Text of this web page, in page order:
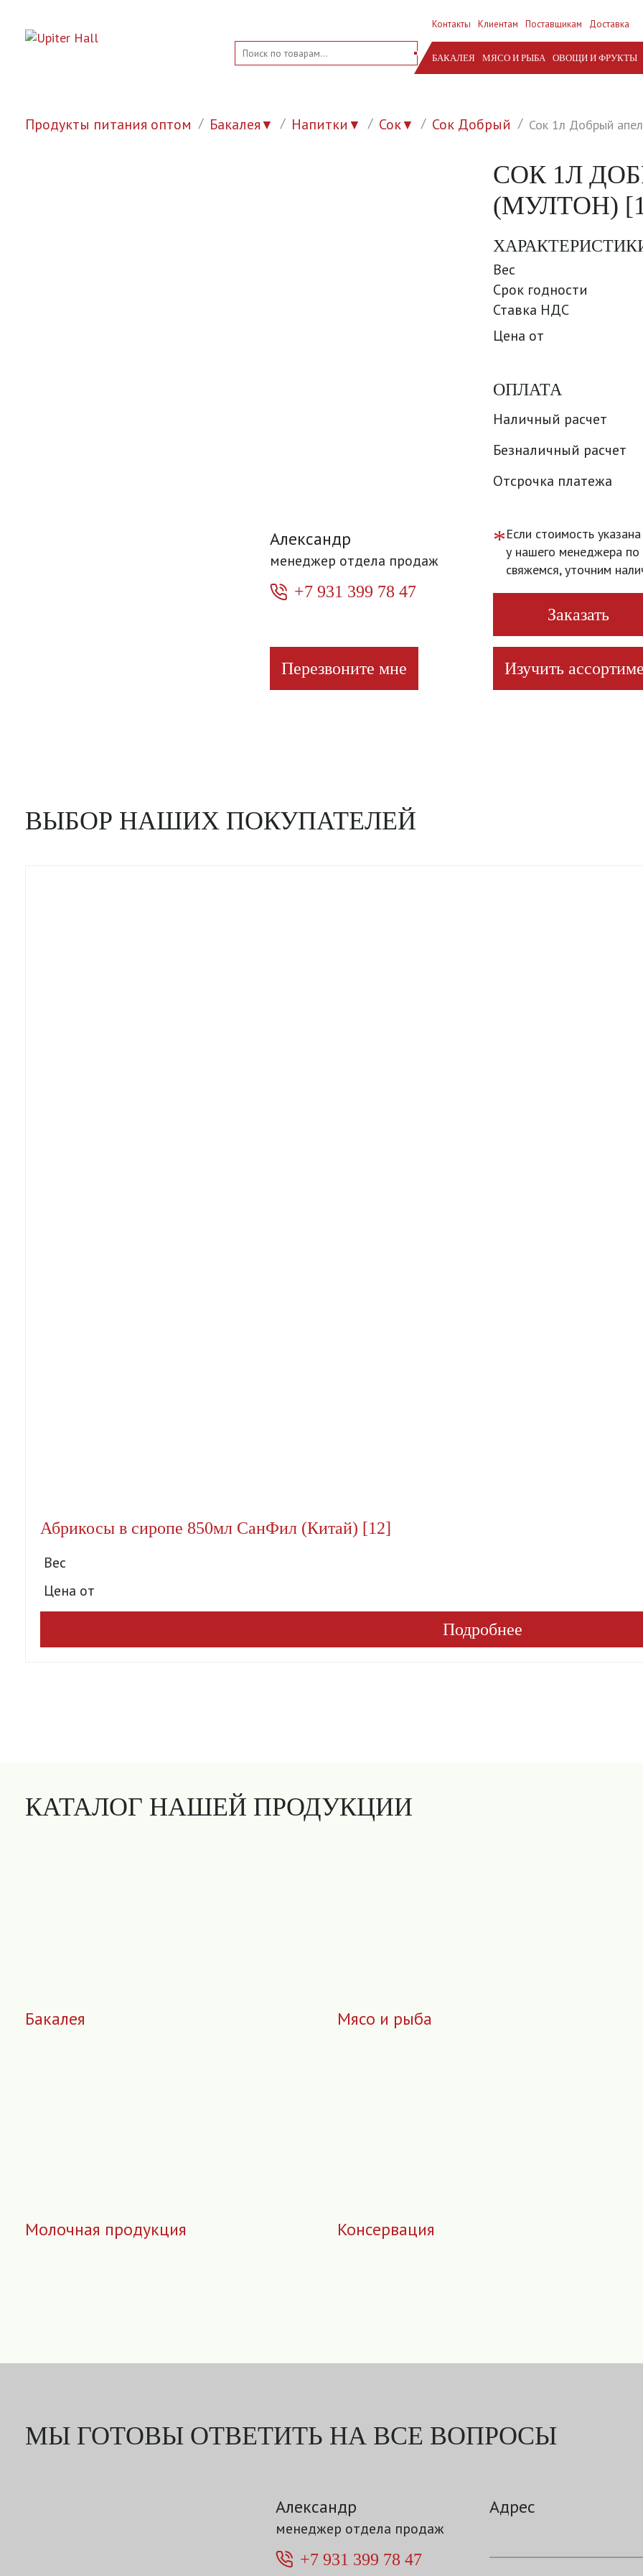
Контакты Клиентам Поставщикам Доставка
БАКАЛЕЯ МЯСО И РЫБА ОВОЩИ И ФРУКТЫ
Продукты питания оптом Бакалея▼ Напитки ▼ Сок▼ Сок Добрый Сок 1л Добрый
Александр
менеджер отдела продаж
+7 931 399 78 47
Перезвоните мне
СОК 1Л
(МУЛТОН)
Вес
Срок годности
Ставка НДС
Цена от
ОПЛАТА
Наличный расчет
Безналичный расчет
Отсрочка платежа
*Если стоимость
у нашего менеджера по
свяжемся, уточним
Заказать
Изучить
ВЫБОР НАШИХ ПОКУПАТЕЛЕЙ
Абрикосы в сиропе 850мл СанФил (Китай) [12]
Вес
Цена от
Подробнее
КАТАЛОГ НАШЕЙ ПРОДУКЦИИ
Бакалея Мясо и рыба
Молочная продукция Консервация
МЫ ГОТОВЫ ОТВЕТИТЬ НА ВСЕ ВОПРОСЫ
Александр
менеджер отдела продаж
+7 931 399 78 47
Адрес